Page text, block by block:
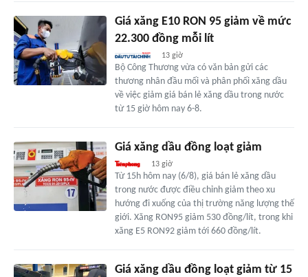
Giá xăng E10 RON 95 giảm về mức
22.300 đồng mỗi lít
13 giờ
Bộ Công Thương vừa có văn bản gửi các
thương nhân đầu mối và phân phối xăng dầu
về việc giảm giá bán lẻ xăng dầu trong nước
từ 15 giờ hôm nay 6-8.
Giá xăng dầu đồng loạt giảm
13 giờ
Từ 15h hôm nay (6/8), giá bán lẻ xăng dầu
trong nước được điều chỉnh giảm theo xu
hướng đi xuống của thị trường năng lượng thế
giới. Xăng RON95 giảm 530 đồng/lít, trong khi
xăng E5 RON92 giảm tới 660 đồng/lít.
Giá xăng dầu đồng loạt giảm từ 15